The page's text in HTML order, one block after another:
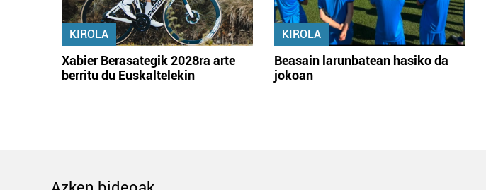
KIROLA
Xabier Berasategik 2028ra arte
berritu du Euskaltelekin
KIROLA
Beasain larunbatean hasiko da
jokoan